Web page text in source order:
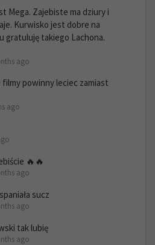
Mega. Zajebiste ma dziury i
Kurwisko jest dobre na
gratuluję takiego Lachona.
ago
filmy powinny leciec zamiast
ago
🔥🔥
ago
sucz
ago
tak lubię
ago